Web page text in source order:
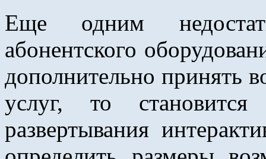
Еще одним
абонентского
дополнительно принять
услуг, то
развертывания